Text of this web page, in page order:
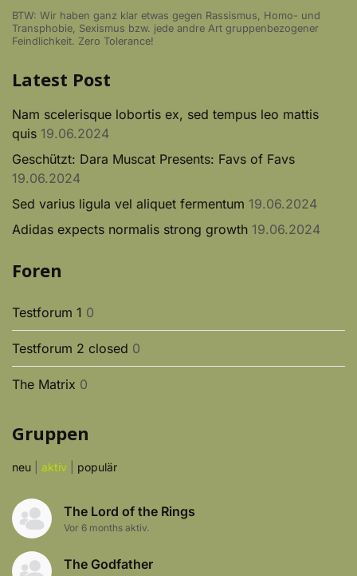
BTW: Wir haben ganz klar etwas gegen Rassismus, Homo- und
Transphobie, Sexismus bzw. jede andre Art gruppenbezogener
Feindlichkeit. Zero Tolerance!
Latest Post
Nam scelerisque lobortis ex, sed tempus leo mattis
quis 19.06.2024
Geschützt: Dara Muscat Presents: Favs of Favs
19.06.2024
Sed varius ligula vel aliquet fermentum 19.06.2024
Adidas expects normalis strong growth 19.06.2024
Foren
Testforum 1 0
Testforum 2 closed 0
The Matrix 0
Gruppen
neu aktiv populär
The Lord of the Rings
Vor 6 months aktiv.
The Godfather